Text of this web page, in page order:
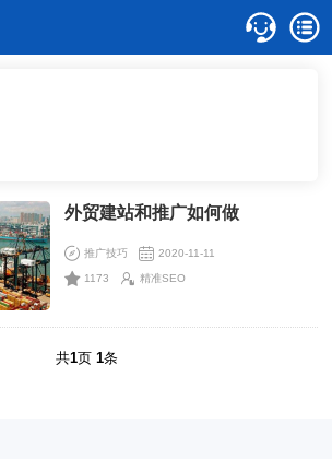
外贸建站和推广如何做
推广技巧 2020-11-11
1173 精准SEO
共1页1条